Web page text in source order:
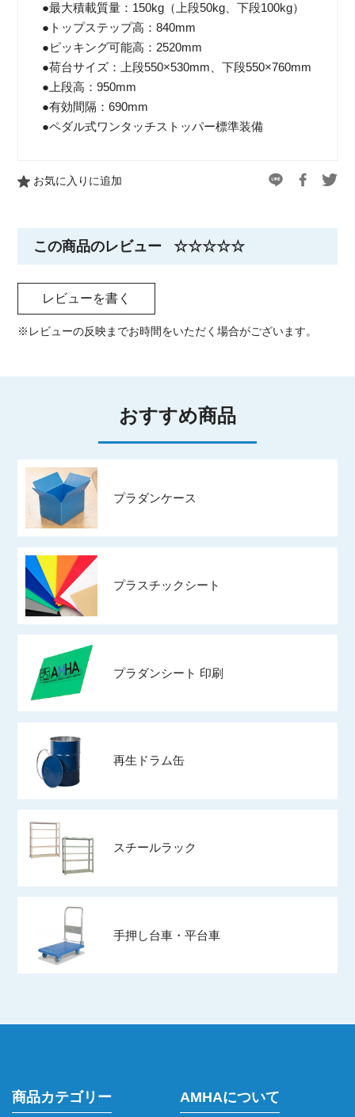
●最大積載質量：150kg（上段50kg、下段100kg）
●トップステップ高：840mm
●ピッキング可能高：2520mm
●荷台サイズ：上段550×530mm、下段550×760mm
●上段高：950mm
●有効間隔：690mm
●ペダル式ワンタッチストッパー標準装備
お気に入りに追加
この商品のレビュー ☆☆☆☆☆
レビューを書く
※レビューの反映までお時間をいただく場合がございます。
おすすめ商品
プラダンケース
プラスチックシート
プラダンシート 印刷
再生ドラム缶
スチールラック
手押し台車・平台車
商品カテゴリー AMHAについて